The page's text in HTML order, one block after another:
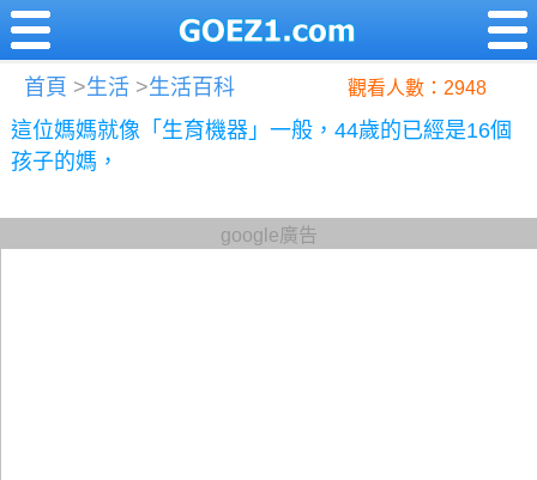
首頁 >生活 >生活百科 觀看人數：2948
這位媽媽就像「生育機器」一般，44歲的已經是16個
孩子的媽，
google廣告